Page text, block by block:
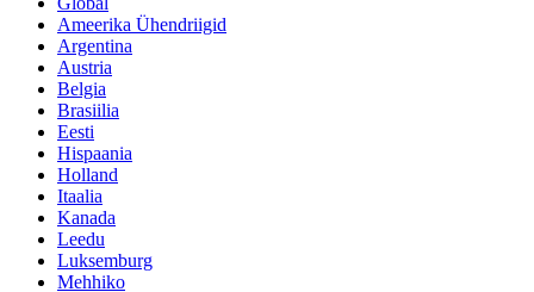
Ameerika Ühendriigid
Argentina
Austria
Belgia
Brasiilia
Eesti
Hispaania
Holland
Itaalia
Kanada
Leedu
Luksemburg
Mehhiko